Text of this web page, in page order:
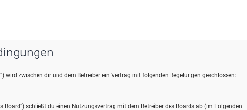
wird zwischen dir und dem Betreiber ein Vertrag mit folgenden Regelungen geschlossen:
Board“) schließt du einen Nutzungsvertrag mit dem Betreiber des Boards ab (im Folgenden